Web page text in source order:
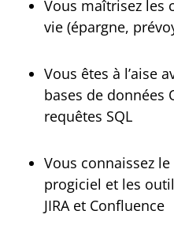
Vous maîtrisez les
vie (épargne,
Vous êtes à l’aise
bases de données
requêtes SQL
Vous connaissez le
progiciel et les
JIRA et Confluence